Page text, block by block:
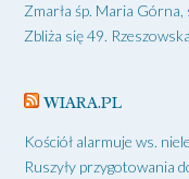
Zmarła śp. Maria
Zbliża się 49.
WIARA.PL
Kościół alarmuje ws.
Ruszyły przygotowania